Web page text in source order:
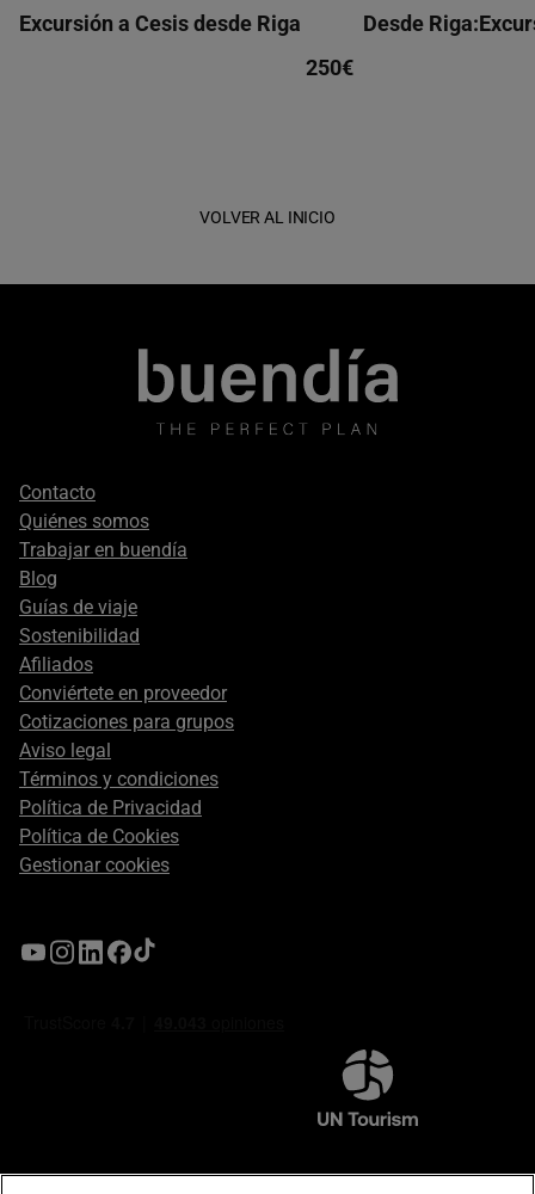
Excursión a Cesis desde Riga
250€
Desde
VOLVER AL INICIO
Footer
secondary
Contacto
Quiénes somos
Trabajar en buendía
Blog
Guías de viaje
Sostenibilidad
Afiliados
Conviértete en proveedor
Cotizaciones para grupos
Aviso legal
Términos y condiciones
Política de Privacidad
Política de Cookies
Gestionar cookies